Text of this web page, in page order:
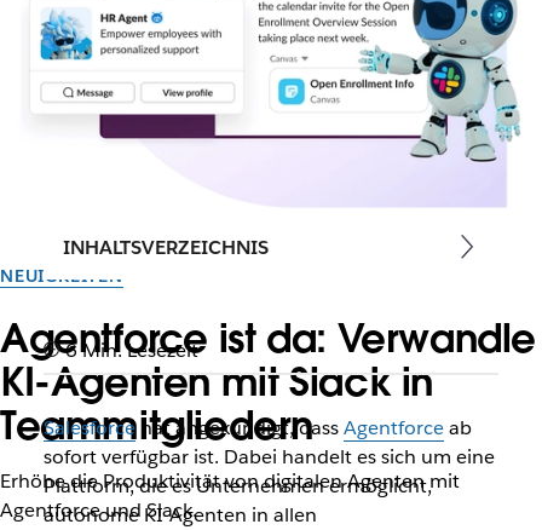
NEUIGKEITEN
Agentforce ist da: Verwandle
KI-Agenten mit Slack in
Teammitgliedern
Erhöhe die Produktivität von digitalen Agenten mit
Agentforce und Slack.
INHALTSVERZEICHNIS
6 Min. Lesezeit
Salesforcehat angekündigt, dassAgentforceab
sofort verfügbar ist. Dabei handelt es sich um eine
Plattform, die es Unternehmen ermöglicht,
autonome KI-Agenten in allen